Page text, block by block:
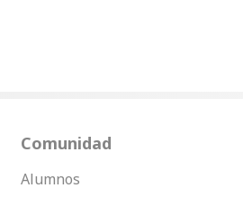
Comunidad
Alumnos